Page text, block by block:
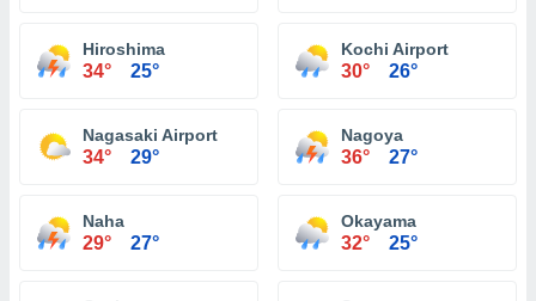
Hiroshima
34° 25°
Kochi Airport
30° 26°
Nagasaki Airport
34° 29°
Nagoya
36° 27°
Naha
29° 27°
Okayama
32° 25°